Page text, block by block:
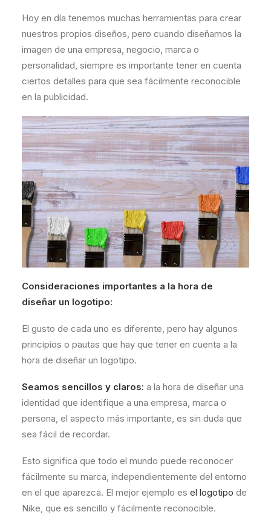
Hoy en día tenemos muchas herramientas para crear
nuestros propios diseños, pero cuando diseñamos la
imagen de una empresa, negocio, marca o
personalidad, siempre es importante tener en cuenta
ciertos detalles para que sea fácilmente reconocible
en la publicidad.
Consideraciones importantes a la hora de
diseñar un logotipo:
El gusto de cada uno es diferente, pero hay algunos
principios o pautas que hay que tener en cuenta a la
hora de diseñar un logotipo.
Seamos sencillos y claros: a la hora de diseñar una
identidad que identifique a una empresa, marca o
persona, el aspecto más importante, es sin duda que
sea fácil de recordar.
Esto significa que todo el mundo puede reconocer
fácilmente su marca, independientemente del entorno
en el que aparezca. El mejor ejemplo es el logotipo de
Nike, que es sencillo y fácilmente reconocible.